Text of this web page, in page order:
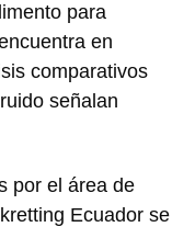
para
en
comparativos
señalan
por el área de
Ecuador se